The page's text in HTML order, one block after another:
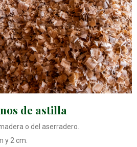
de astilla
o del aserradero.
y 2 cm.